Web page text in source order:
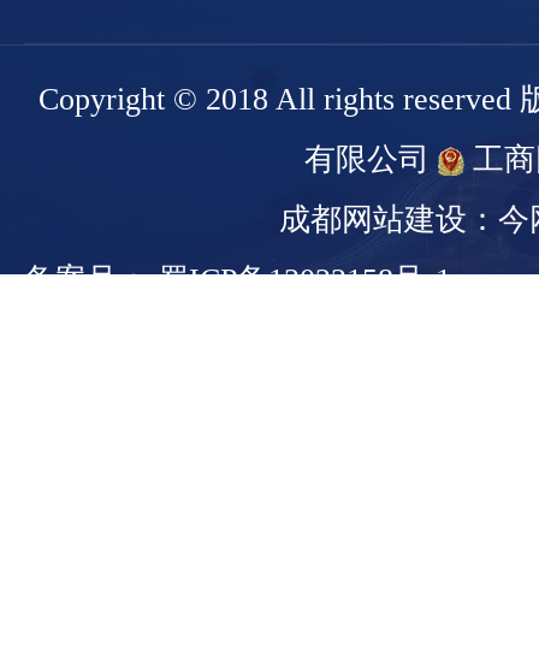
Copyright © 2018 All rights reserved
有限公司
工
成都网站建设：今
备案号： 蜀ICP备13022158号-1